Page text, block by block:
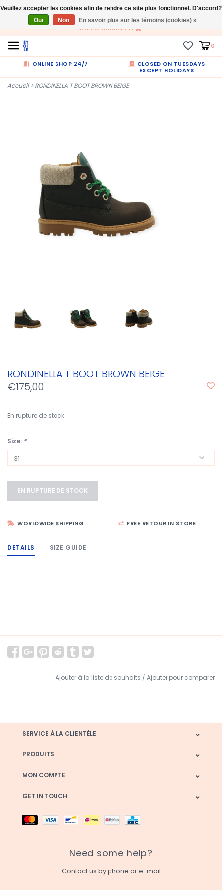
FR
Dumortierlaan 71
0
ONLINE SHOP 24/7
CLOSED ON TUESDAYS
EXCEPT HOLIDAYS
Accueil>RONDINELLA T BOOT BROWN BEIGE
RONDINELLA T BOOT BROWN BEIGE
€175,00
En rupture de stock
Size: *
EN RUPTURE DE STOCK
WORLDWIDE SHIPPING FREE RETOUR IN STORE
DETAILS SIZE GUIDE
Ajouter à la liste de souhaits / Ajouter pour comparer
SERVICE À LA CLIENTÈLE
PRODUITS
MON COMPTE
GET IN TOUCH
Need some help?
Contact us by phone or e-mail
Veuillez accepter les cookies afin de rendre ce site plus fonctionnel. D'accord?
Oui
Non En savoir plus sur les témoins (cookies) »